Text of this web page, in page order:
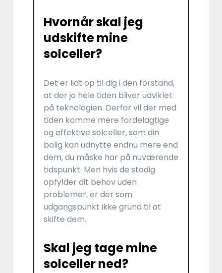
Hvornår skal jeg
udskifte mine
solceller?
Det er lidt op til dig i den forstand,
at der jo hele tiden bliver udviklet
på teknologien. Derfor vil der med
tiden komme mere fordelagtige
og effektive solceller, som din
bolig kan udnytte endnu mere end
dem, du måske har på nuværende
tidspunkt. Men hvis de stadig
opfylder dit behov uden
problemer, er der som
udgangspunkt ikke grund til at
skifte dem.
Skal jeg tage mine
solceller ned?